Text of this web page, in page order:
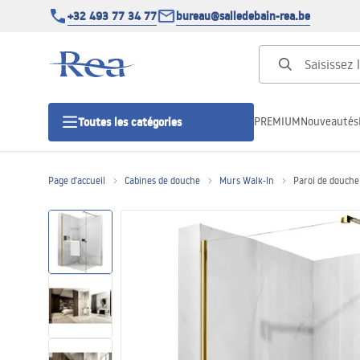
+32 493 77 34 77 bureau@salledebain-rea.be
Toutes les catégories
Receveurs de douche
Caniveaux de douche
PREMIUMNouveautés
Page d'accueil Cabines de douche Murs Walk-In Paroi de